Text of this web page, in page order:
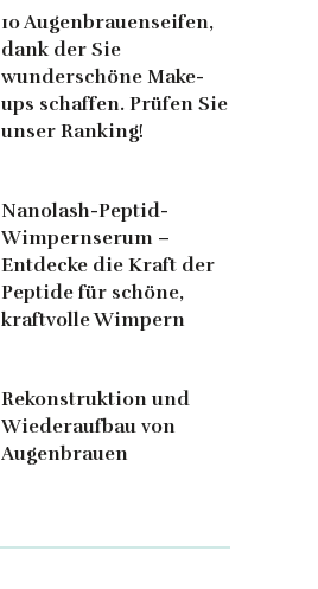
10 Augenbrauenseifen,
dank der Sie
wunderschöne Make-
ups schaffen. Prüfen Sie
unser Ranking!
Nanolash-Peptid-
Wimpernserum –
Entdecke die Kraft der
Peptide für schöne,
kraftvolle Wimpern
Rekonstruktion und
Wiederaufbau von
Augenbrauen